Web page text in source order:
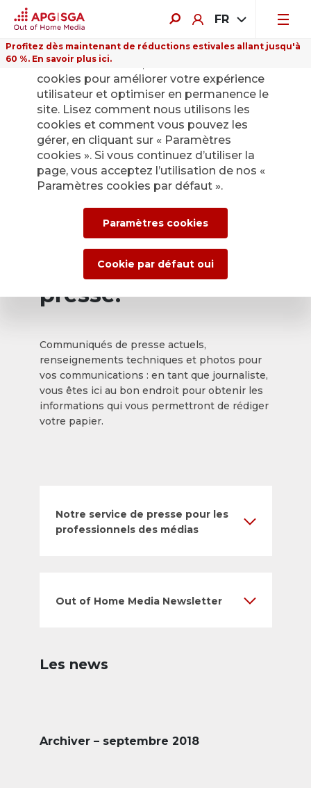
FR
Profitez dès maintenant de réductions estivales allant jusqu'à
60 %. En savoir plus ici.
Retour
Service de presse
d’APG|SGA pour les
actualités et les
communiqués de
presse.
Communiqués de presse actuels,
renseignements techniques et photos pour
vos communications : en tant que journaliste,
vous êtes ici au bon endroit pour obtenir les
informations qui vous permettront de rédiger
votre papier.
Notre service de presse pour les
professionnels des médias
Out of Home Media Newsletter
Les news
Archiver – septembre 2018
Sur ce site Internet, nous utilisons des
cookies pour améliorer votre expérience
utilisateur et optimiser en permanence le
site. Lisez comment nous utilisons les
cookies et comment vous pouvez les
gérer, en cliquant sur « Paramètres
cookies ». Si vous continuez d’utiliser la
page, vous acceptez l’utilisation de nos «
Paramètres cookies par défaut ».
Paramètres cookies
Cookie par défaut oui